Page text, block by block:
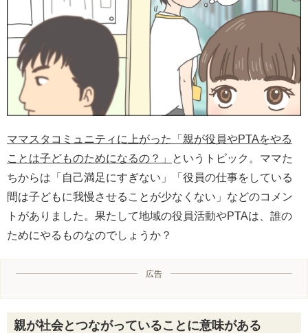
ママスタコミュニティに上がった「親が役員やPTAをやる
ことは子どものためになるの？」
というトピック。ママた
ちからは「自己満足にすぎない」「役員の仕事をしている
間は子どもに我慢させることが少なくない」などのコメン
トがありました。果たして地域の役員活動やPTAは、誰の
ためにやるものなのでしょうか？
広告
親が社会とつながっていることに意味がある